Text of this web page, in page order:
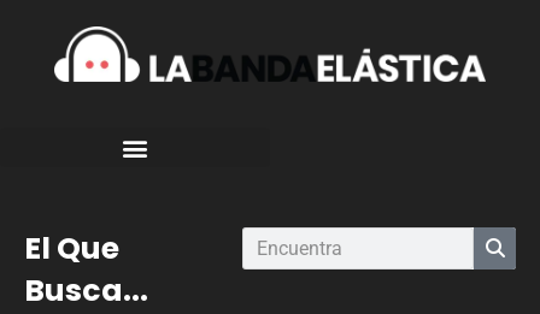
El Que
Busca...